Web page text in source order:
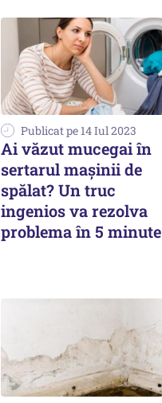
Publicat pe 14 Iul 2023
Ai văzut mucegai în
sertarul mașinii de
spălat? Un truc
ingenios va rezolva
problema în 5 minute